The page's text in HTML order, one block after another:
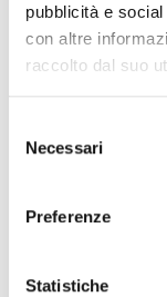
pubblicità e
con altre
raccolto dal suo
delNecessari
Preferenze
Statistiche
sull'importanza
parte attiva in
tursiopi nel nord
progetto di ricerca
solo emozione ma